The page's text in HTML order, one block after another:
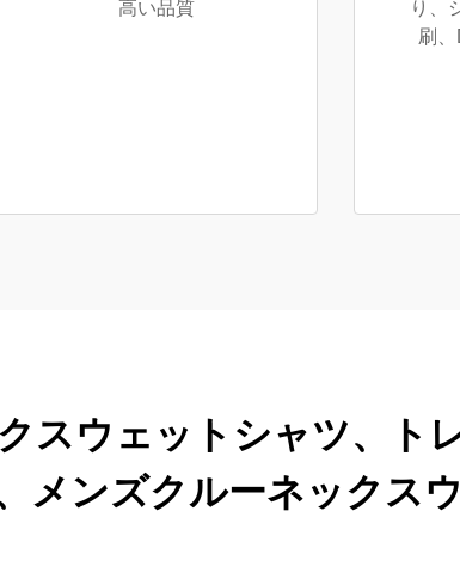
高い品質
り、
刷
スウェットシャツ、ト
メンズクルーネックス